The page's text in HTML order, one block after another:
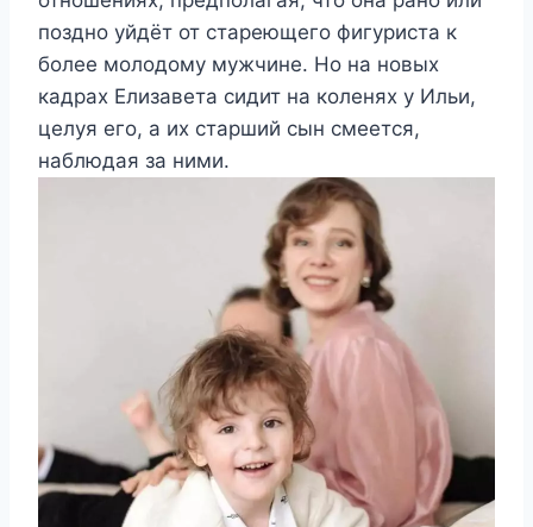
поздно уйдёт от стареющего фигуриста к
более молодому мужчине. Но на новых
кадрах Елизавета сидит на коленях у Ильи,
целуя его, а их старший сын смеется,
наблюдая за ними.